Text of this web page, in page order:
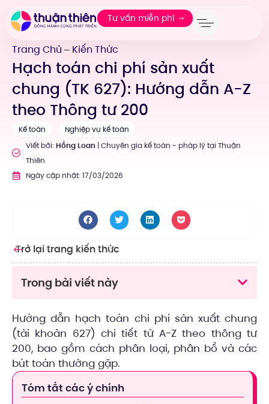
Tư vấn miễn phí
Trang Chủ — Kiến Thức
Hạch toán chi phí sản xuất
chung (TK 627): Hướng dẫn A-Z
theo Thông tư 200
Kế toán
Nghiệp vụ kế toán
Viết bởi: Hồng Loan| Chuyên gia kế toán - pháp lý tại Thuận
Thiên
Ngày cập nhật: 17/03/2026
Hướng dẫn hạch toán chi phí sản xuất chung
(tài khoản 627) chi tiết từ A-Z theo thông tư
200, bao gồm cách phân loại, phân bổ và các
bút toán thường gặp.
Tóm tắt các ý chính
Trở lại trang kiến thức
Trong bài viết này